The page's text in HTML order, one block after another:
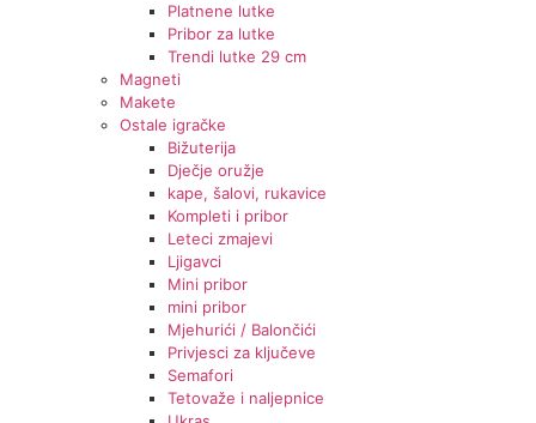
Platnene lutke
Pribor za lutke
Trendi lutke 29 cm
Magneti
Makete
Ostale igračke
Bižuterija
Dječje oružje
kape, šalovi, rukavice
Kompleti i pribor
Leteci zmajevi
Ljigavci
Mini pribor
mini pribor
Mjehurići / Balončići
Privjesci za ključeve
Semafori
Tetovaže i naljepnice